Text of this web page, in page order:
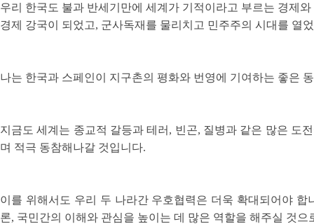
우리 한국도 불과 반세기만에 세계가 기적이라고 부르는 경제
경제 강국이 되었고, 군사독재를 물리치고 민주주의 시대를 열
나는 한국과 스페인이 지구촌의 평화와 번영에 기여하는 좋은
지금도 세계는 종교적 갈등과 테러, 빈곤, 질병과 같은 많은 도
며 적극 동참해나갈 것입니다.
이를 위해서도 우리 두 나라간 우호협력은 더욱 확대되어야
론, 국민간의 이해와 관심을 높이는 데 많은 역할을 해주실 것으